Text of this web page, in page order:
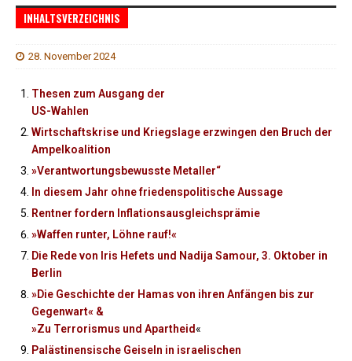
INHALTSVERZEICHNIS
28. November 2024
Thesen zum Ausgang der
US-Wahlen
Wirtschaftskrise und Kriegslage erzwingen den Bruch der
Ampelkoalition
»Verantwortungsbewusste Metaller“
In diesem Jahr ohne friedenspolitische Aussage
Rentner fordern Inflationsausgleichsprämie
​»Waffen runter, Löhne rauf!«
Die Rede von Iris Hefets und Nadija Samour, 3. Oktober in
Berlin
​»Die Geschichte der Hamas von ihren Anfängen bis zur
Gegenwart« &
​»Zu Terrorismus und Apartheid«
Palästinensische Geiseln in israelischen